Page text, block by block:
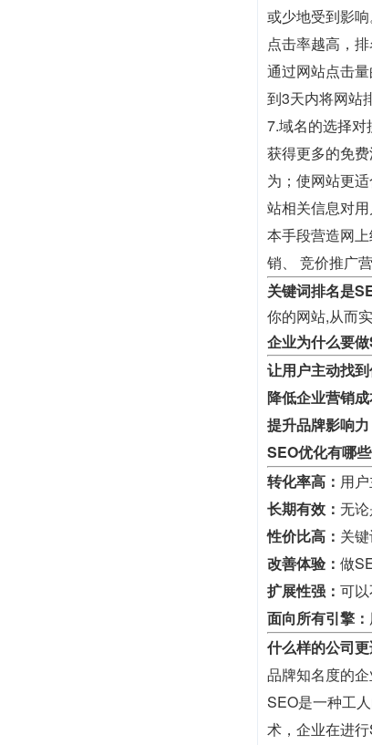
或少地受到影
点击率越高，
通过网站点击
到3天内将网站
7.域名的选择
获得更多的免
为；使网站更
站相关信息对
本手段营造网
销、 竞价推广
关键词排名是
你的网站,从而
企业为什么要
让用户主动找到
降低企业营销成
提升品牌影响力
SEO优化有哪
转化率高： 用
长期有效： 无
性价比高： 关
改善体验： 做
扩展性强： 可
面向所有引擎：
什么样的公司
品牌知名度的
SEO是一种工
术，企业在进